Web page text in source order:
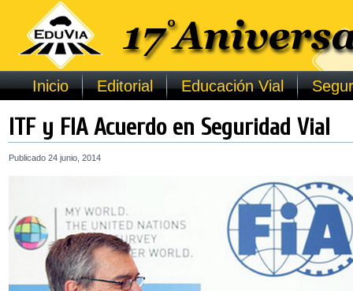
Inicio Editorial Educación Vial
ITF y FIA Acuerdo en Seguridad Vial
Publicado 24 junio, 2014